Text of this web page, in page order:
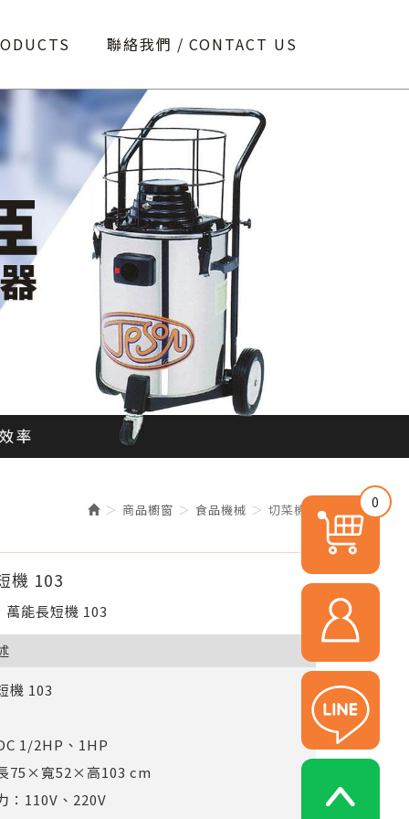
聯絡我們 CONTACT US
商品櫥窗 食品機械 切菜機
機 103
萬能長短機 103
機 103
1/2HP、1HP
75×寬52×高103 cm
：110V、220V
0